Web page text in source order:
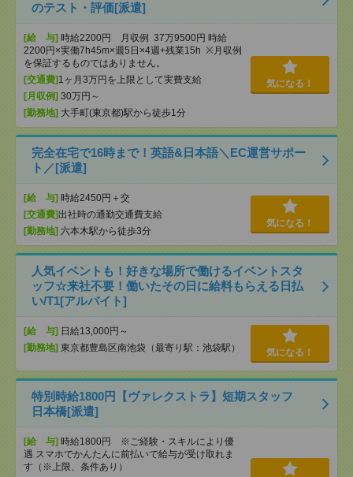
のテスト・評価[派遣]
[給 与] 時給2200円 月収例 37万9500円 時給
2200円×実働7h45m×週5日×4週+残業15h ※月収例
を保証するものではありません。
[交通費] 1ヶ月3万円を上限として実費支給
[月収例] 30万円～
[勤務地] 大手町(東京都)駅から徒歩1分
気になる！
完全在宅で16時まで！英語&日本語＼EC運営サポー
ト／[派遣]
[給 与] 時給2450円＋交
[交通費]出社時の通勤交通費支給
[勤務地] 六本木駅から徒歩3分
気になる！
人気イベントも！好きな場所で働けるイベントスタ
ッフ☆来社不要！働いたその日に給料もらえる日払
い/T1[アルバイト]
[給 与] 日給13,000円～
[勤務地] 東京都豊島区南池袋（最寄り駅：池袋駅） 気になる！
特別時給1800円【ヴァレクストラ】短期スタッフ
日本橋[派遣]
[給 与] 時給1800円 ※ご経験・スキルにより優
遇 スマホでかんたんに前払いで給与が受け取れま
す（※上限、条件あり）